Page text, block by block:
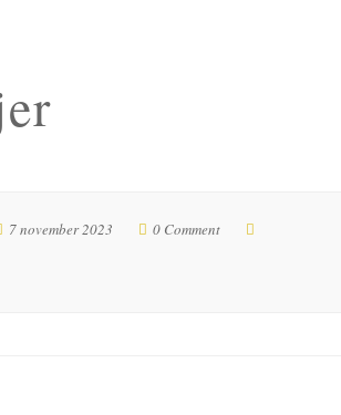
7 november 2023 0 Comment